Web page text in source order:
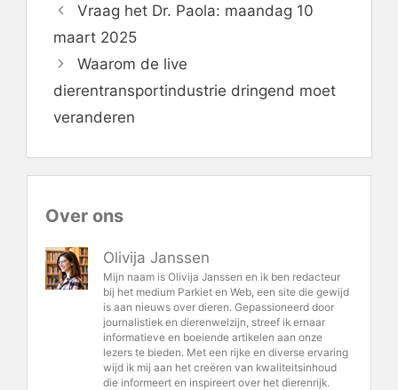
Vraag het Dr. Paola: maandag 10
maart 2025
Waarom de live
dierentransportindustrie dringend moet
veranderen
Over ons
Olivija Janssen
Mijn naam is Olivija Janssen en ik ben redacteur
bij het medium Parkiet en Web, een site die gewijd
is aan nieuws over dieren. Gepassioneerd door
journalistiek en dierenwelzijn, streef ik ernaar
informatieve en boeiende artikelen aan onze
lezers te bieden. Met een rijke en diverse ervaring
wijd ik mij aan het creëren van kwaliteitsinhoud
die informeert en inspireert over het dierenrijk.